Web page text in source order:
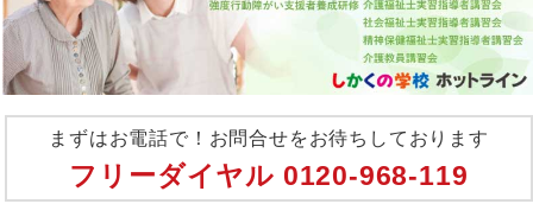
まずはお電話で！お問合せをお待ちしております
フリーダイヤル 0120-968-119